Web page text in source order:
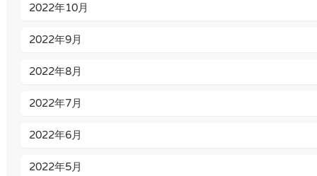
2022年10月
2022年9月
2022年8月
2022年7月
2022年6月
2022年5月